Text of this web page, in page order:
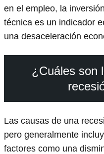
en el empleo, la
técnica es un indicador
una desaceleración
¿Cuáles son
Las causas de una
pero generalmente
factores como una